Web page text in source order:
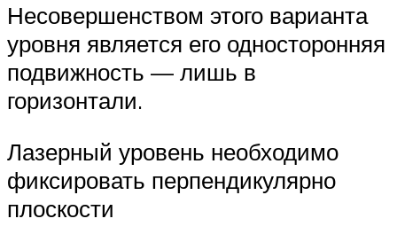
Несовершенством этого варианта
уровня является его односторонняя
подвижность — лишь в
горизонтали.
Лазерный уровень необходимо
фиксировать перпендикулярно
плоскости